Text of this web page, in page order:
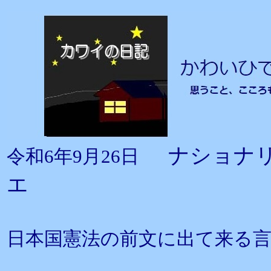
令和6年9月26日
ナショナ
エ
日本国憲法の前文に出て来る